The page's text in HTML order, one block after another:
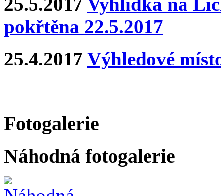
pokřtěna 22.5.2017
25.4.2017 Výhledové
Fotogalerie
Náhodná fotogalerie